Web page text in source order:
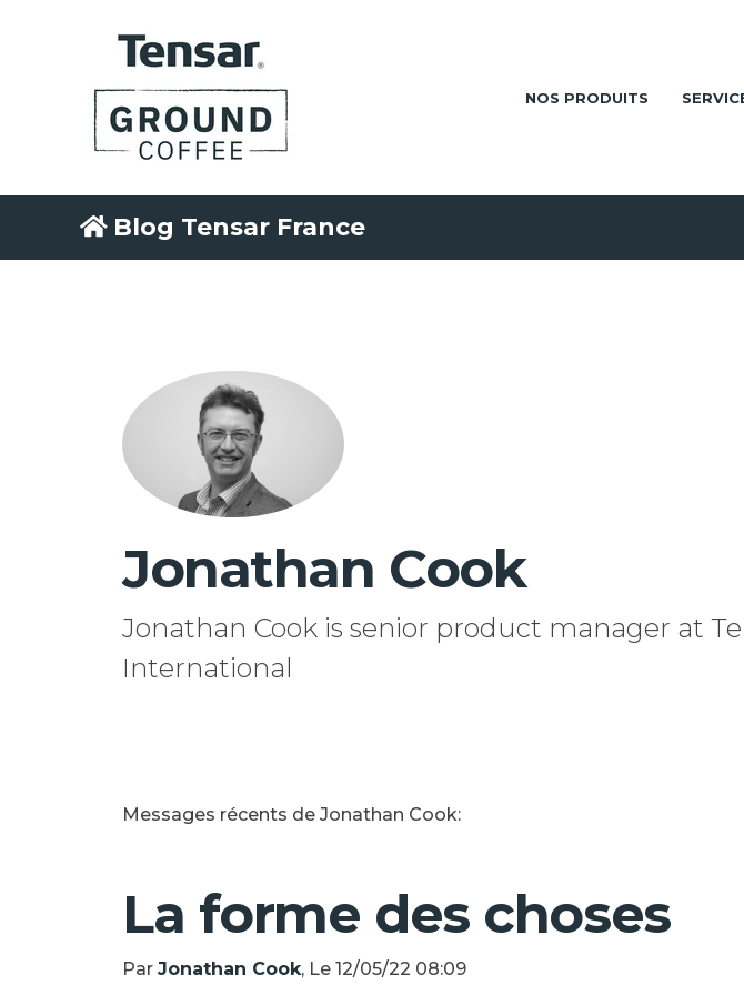
NOS PRODUITS
Blog Tensar France
Jonathan Cook
Jonathan Cook is senior product manager at
International
Messages récents de Jonathan Cook:
La forme des choses
Par Jonathan Cook, Le 12/05/22 08:09